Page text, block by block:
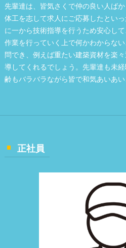
先輩達は、皆気さくで仲の良い人ば
体工を志して求人にご応募したとい
に一から技術指導を行うため安心し
作業を行っていく上で何かわからな
問でき、例えば重たい建築資材を楽
導してくれるでしょう。先輩達も未
齢もバラバラながら皆で和気あいあい
正社員